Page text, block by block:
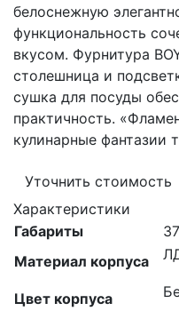
белоснежную
функциональность
вкусом. Фурнитура
столешница и
сушка для посуды
практичность.
кулинарные фантазии
Уточнить стоимость
Характеристики
Габариты
Материал корпуса
Цвет корпуса